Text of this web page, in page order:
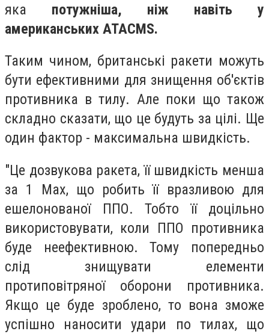
яка потужніша, ніж навіть у
американських ATACMS.
Таким чином, британські ракети можуть
бути ефективними для знищення об'єктів
противника в тилу. Але поки що також
складно сказати, що це будуть за цілі. Ще
один фактор - максимальна швидкість.
"Це дозвукова ракета, її швидкість менша
за 1 Мах, що робить її вразливою для
ешелонованої ППО. Тобто її доцільно
використовувати, коли ППО противника
буде неефективною. Тому попередньо
слід знищувати елементи
протиповітряної оборони противника.
Якщо це буде зроблено, то вона зможе
успішно наносити удари по тилах, що